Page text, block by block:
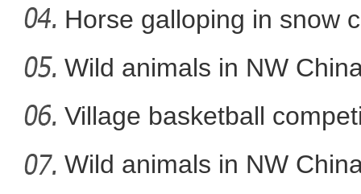
新疆：2024年首匹汗
Horse galloping in snow
a
Wild animals in NW
Village basketball
Wild animals in NW